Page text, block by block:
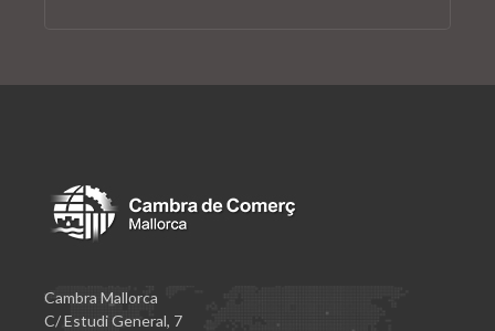
Cambra Mallorca
C/ Estudi General, 7